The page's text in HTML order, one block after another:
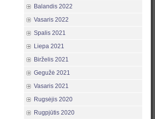
Balandis 2022
Vasaris 2022
Spalis 2021
Liepa 2021
Birželis 2021
Gegužė 2021
Vasaris 2021
Rugsėjis 2020
Rugpjūtis 2020